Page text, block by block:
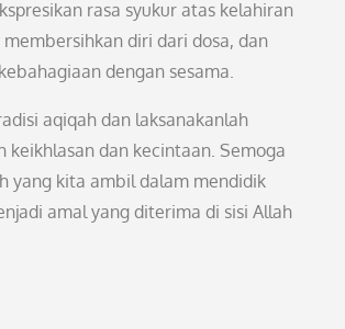
rasa syukur atas kelahiran
diri dari dosa, dan
dengan sesama.
aqiqah dan laksanakanlah
keikhlasan dan kecintaan. Semoga
yang kita ambil dalam mendidik
amal yang diterima di sisi Allah